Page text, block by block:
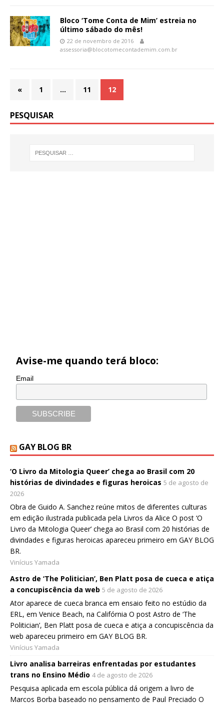
Bloco ‘Tome Conta de Mim’ estreia no
último sábado do mês!
22 de novembro de 2016
assessoria@blocotomecontademim.com.br
« 1 … 11 12
PESQUISAR
Avise-me quando terá bloco:
Email
GAY BLOG BR
‘O Livro da Mitologia Queer’ chega ao Brasil com 20
histórias de divindades e figuras heroicas 5 de agosto de
2026
Obra de Guido A. Sanchez reúne mitos de diferentes culturas
em edição ilustrada publicada pela Livros da Alice O post ‘O
Livro da Mitologia Queer’ chega ao Brasil com 20 histórias de
divindades e figuras heroicas apareceu primeiro em GAY BLOG
BR.
Vinícius Yamada
Astro de ‘The Politician’, Ben Platt posa de cueca e atiça
a concupiscência da web 5 de agosto de 2026
Ator aparece de cueca branca em ensaio feito no estúdio da
ERL, em Venice Beach, na Califórnia O post Astro de ‘The
Politician’, Ben Platt posa de cueca e atiça a concupiscência da
web apareceu primeiro em GAY BLOG BR.
Vinícius Yamada
Livro analisa barreiras enfrentadas por estudantes
trans no Ensino Médio 4 de agosto de 2026
Pesquisa aplicada em escola pública dá origem a livro de
Marcos Borba baseado no pensamento de Paul Preciado O